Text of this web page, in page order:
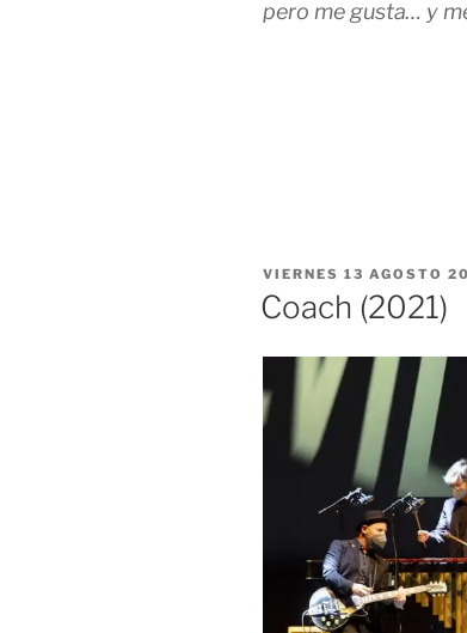
pero me gusta… y
José
PUBLICADO
EL
VIERNES 13 AGOSTO
Coach (2021)